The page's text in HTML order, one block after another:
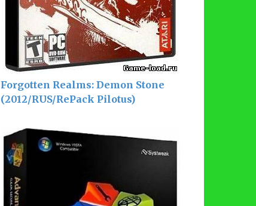
Forgotten Realms: Demon Stone
(2012/RUS/RePack Pilotus)